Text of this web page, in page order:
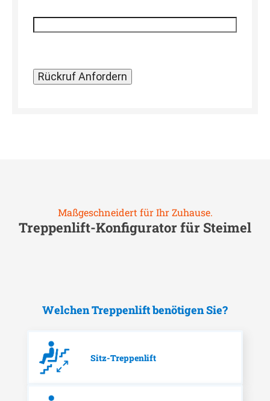
Maßgeschneidert für Ihr Zuhause.
Treppenlift-Konfigurator für Steimel
Welchen Treppenlift benötigen Sie?
Sitz-Treppenlift